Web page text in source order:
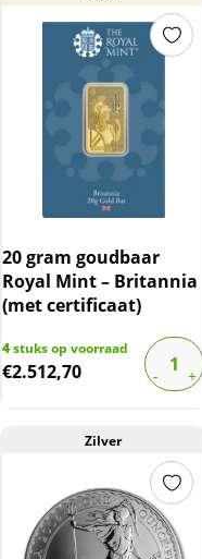
20 gram goudbaar
Royal Mint – Britannia
(met certificaat)
4stuks op voorraad
€2.512,70
Zilver